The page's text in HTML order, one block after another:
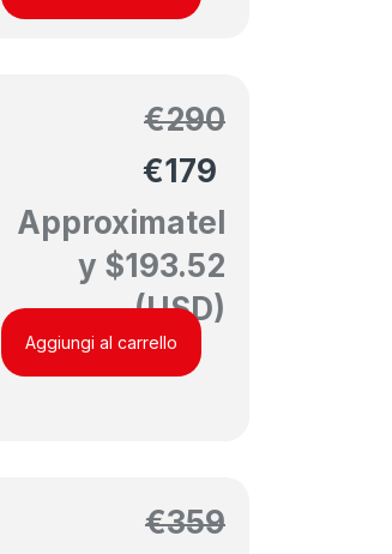
€290
€179
Approximatel
y $193.52
(USD)
Aggiungi al carrello
€359